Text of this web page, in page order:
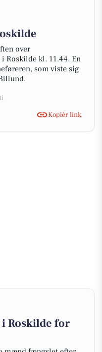
over
Roskilde kl. 11.44. En
som viste sig
Kopiér link
Roskilde for